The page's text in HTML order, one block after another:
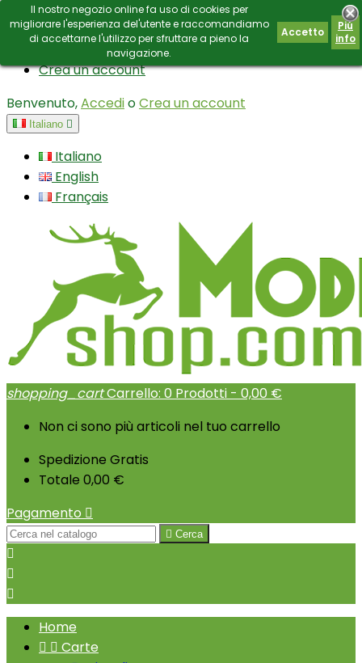
ContattoE-mail: info@modianoshop.com
Crea un account
Benvenuto,AccedioCrea un account
Italiano 
Italiano
English
Français
shopping_cartCarrello: 0 Prodotti - 0,00 €
Non ci sono più articoli nel tuo carrello
Spedizione Gratis
Totale 0,00 €
Pagamento 
 Cerca
Il nostro negozio online fa uso di cookies per
migliorare l'esperienza del'utente e raccomandiamo
di accettarne l'utilizzo per sfruttare a pieno la
navigazione.
Accetto
Piú
info



Home
  Carte